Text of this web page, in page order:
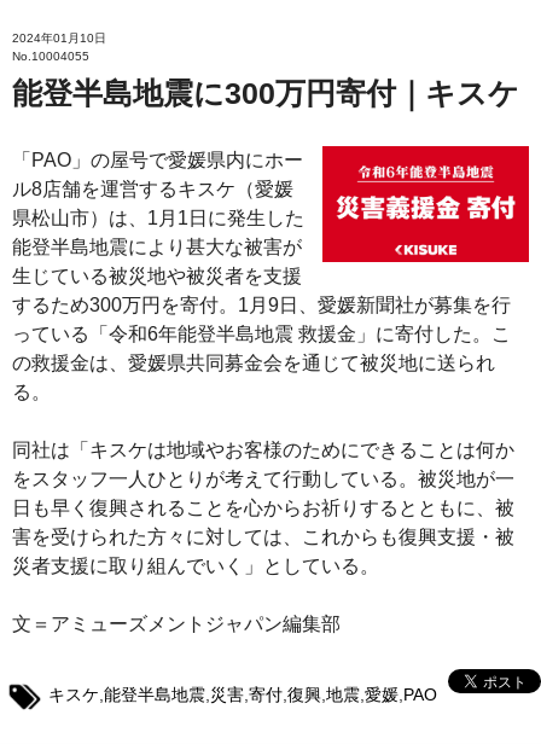
2024年01月10日
No.10004055
能登半島地震に300万円寄付｜キスケ
「PAO」の屋号で愛媛県内にホー
ル8店舗を運営するキスケ（愛媛
県松山市）は、1月1日に発生した
能登半島地震により甚大な被害が
生じている被災地や被災者を支援
するため300万円を寄付。1月9日、愛媛新聞社が募集を行
っている「令和6年能登半島地震 救援金」に寄付した。こ
の救援金は、愛媛県共同募金会を通じて被災地に送られ
る。
同社は「キスケは地域やお客様のためにできることは何か
をスタッフ一人ひとりが考えて行動している。被災地が一
日も早く復興されることを心からお祈りするとともに、被
害を受けられた方々に対しては、これからも復興支援・被
災者支援に取り組んでいく」としている。
文＝アミューズメントジャパン編集部
キスケ 能登半島地震 災害 寄付 復興 地震 愛媛 PAO